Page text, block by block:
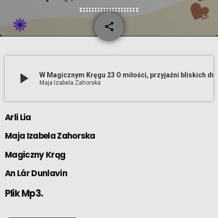
share
email
play_arrow Maja Izabela Zahorska
Arli Lia
Maja Izabela Zahorska
Magiczny Krąg
An Lár Dunlavin
Plik Mp3.